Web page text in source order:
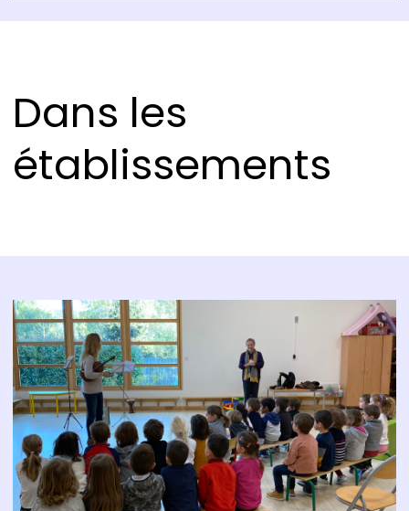
Dans les
établissements